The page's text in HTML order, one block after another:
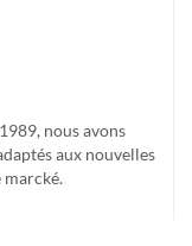
nous avons
aux nouvelles